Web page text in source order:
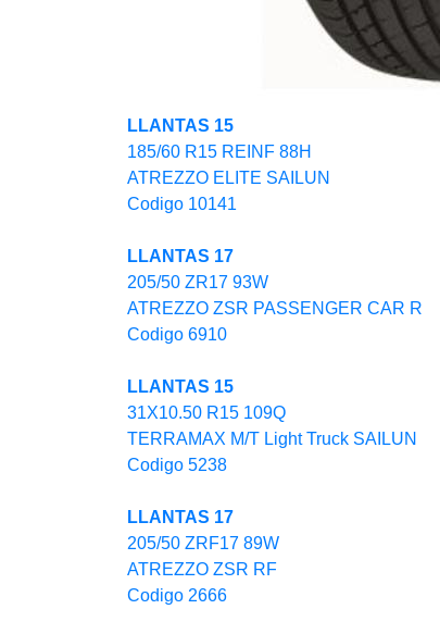
LLANTAS 15
185/60 R15 REINF 88H
ATREZZO ELITE SAILUN
Codigo 10141
LLANTAS 17
205/50 ZR17 93W
ATREZZO ZSR PASSENGER CAR R
Codigo 6910
LLANTAS 15
31X10.50 R15 109Q
TERRAMAX M/T Light Truck SAILUN
Codigo 5238
LLANTAS 17
205/50 ZRF17 89W
ATREZZO ZSR RF
Codigo 2666